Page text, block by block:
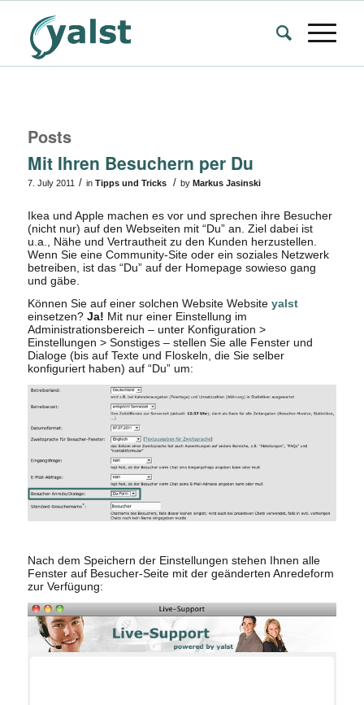
Posts
Mit Ihren Besuchern per Du
7. July 2011 / in Tipps und Tricks / by Markus Jasinski
Ikea und Apple machen es vor und sprechen ihre Besucher
(nicht nur) auf den Webseiten mit “Du” an. Ziel dabei ist
u.a., Nähe und Vertrautheit zu den Kunden herzustellen.
Wenn Sie eine Community-Site oder ein soziales Netzwerk
betreiben, ist das “Du” auf der Homepage sowieso gang
und gäbe.
Können Sie auf einer solchen Website Website yalst
einsetzen? Ja! Mit nur einer Einstellung im
Administrationsbereich – unter Konfiguration >
Einstellungen > Sonstiges – stellen Sie alle Fenster und
Dialoge (bis auf Texte und Floskeln, die Sie selber
konfiguriert haben) auf “Du” um:
Nach dem Speichern der Einstellungen stehen Ihnen alle
Fenster auf Besucher-Seite mit der geänderten Anredeform
zur Verfügung: